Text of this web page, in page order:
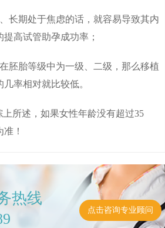
长期处于焦虑的话，就容易导致其内
高试管助孕成功率；
胚胎等级中为一级、二级，那么移植
率相对就比较低。
所述，如果女性年龄没有超过35
！
热线
点击咨询专业顾问